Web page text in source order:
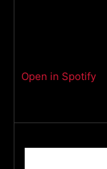
Open in Spotify